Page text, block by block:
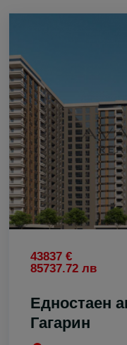
43837 €
85737.72 лв
Едностаен
Гагарин